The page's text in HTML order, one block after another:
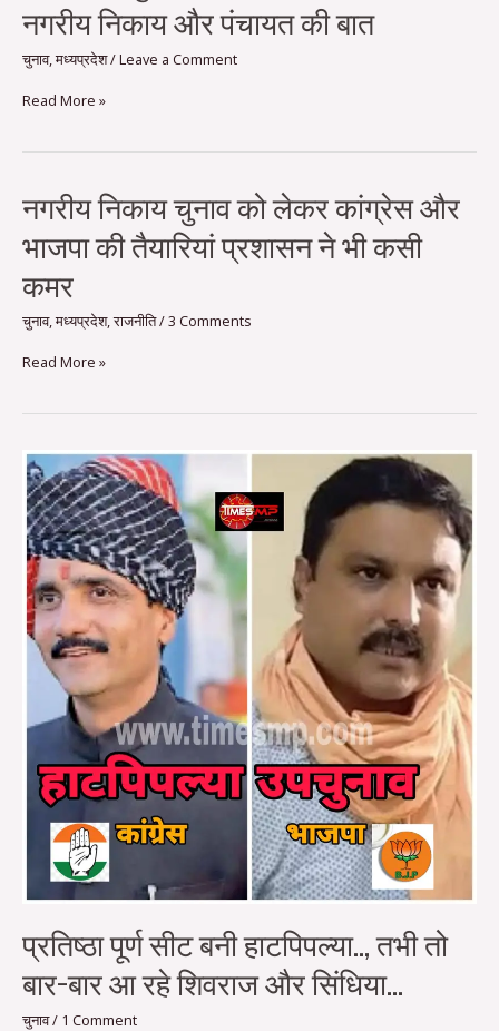
नगरीय निकाय और पंचायत की बात
चुनाव,मध्यप्रदेश/Leave a Comment
चुनाव
कौन
से
कौन
और
की
Read More »
नगरीय निकाय चुनाव को लेकर कांग्रेस और
भाजपा की तैयारियां प्रशासन ने भी कसी
कमर
चुनाव,मध्यप्रदेश,राजनीति/3 Comments
नगरीय
निकाय
चुनाव
को
लेकर
कांग्रेस
और
की
प्रशासन
भी
कसी
कमर
Read More »
प्रतिष्ठा पूर्ण सीट बनी हाटपिपल्या.., तभी तो
बार-बार आ रहे शिवराज और सिंधिया…
चुनाव/ 1 Comment
प्रतिष्ठा
पूर्ण
सीट
बनी
हाटपिपल्या..,
तभी
तो
बार-
बार
सिंधिया…